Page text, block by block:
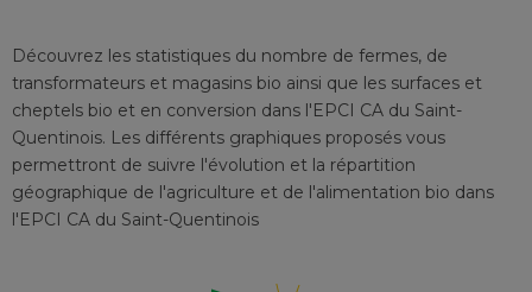
Découvrez les statistiques du nombre de fermes, de
transformateurs et magasins bio ainsi que les surfaces et
cheptels bio et en conversion dans l'EPCI CA du Saint-
Quentinois. Les différents graphiques proposés vous
permettront de suivre l'évolution et la répartition
géographique de l'agriculture et de l'alimentation bio dans
l'EPCI CA du Saint-Quentinois